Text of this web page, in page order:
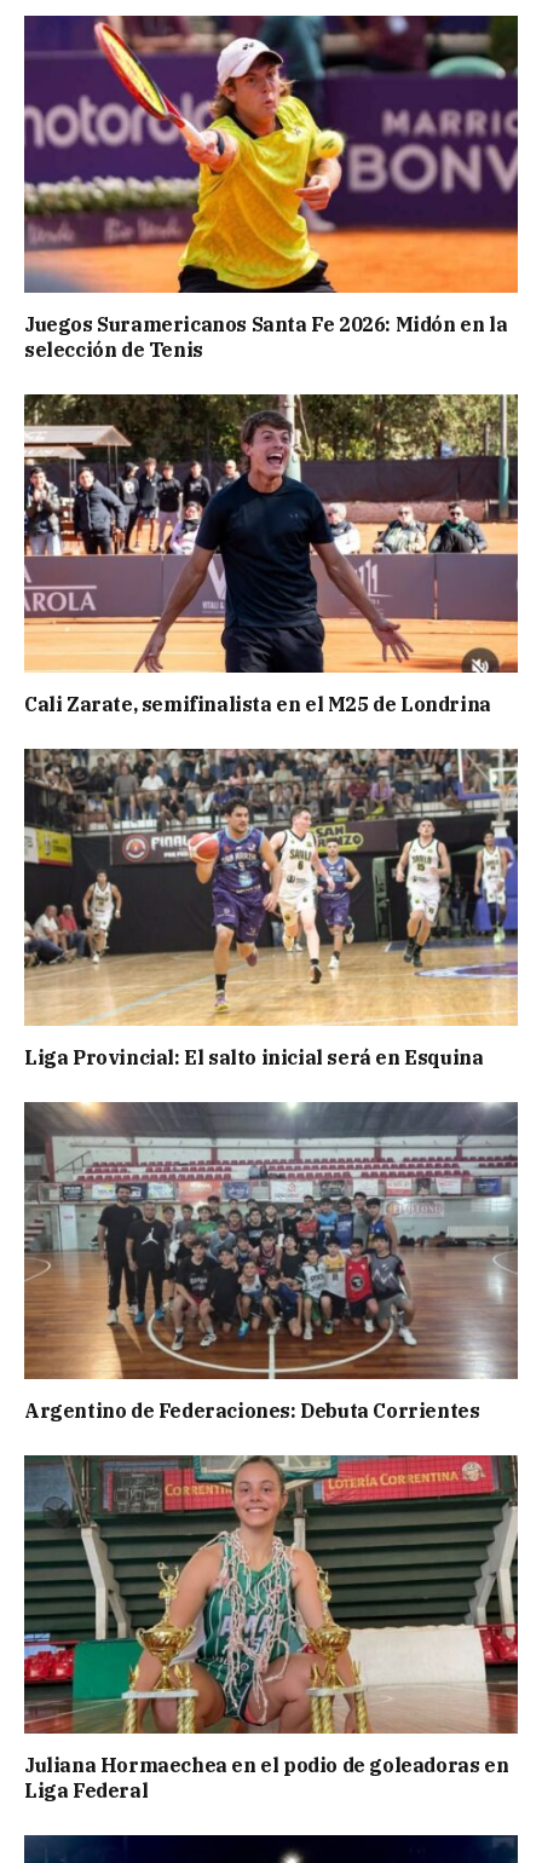
Juegos Suramericanos Santa Fe 2026: Midón en la
selección de Tenis
Cali Zarate, semifinalista en el M25 de Londrina
Liga Provincial: El salto inicial será en Esquina
Argentino de Federaciones: Debuta Corrientes
Juliana Hormaechea en el podio de goleadoras en
Liga Federal